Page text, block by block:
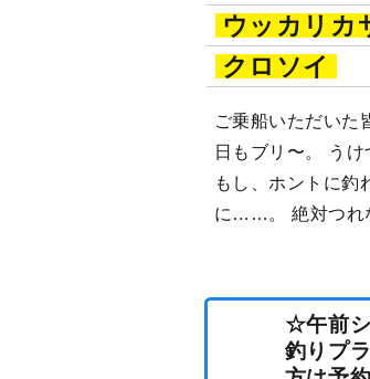
ウッカリカ
クロソイ
ご乗船いただいた
日もブリ〜。 う
もし、ホントに釣
に……。 絶対つれ